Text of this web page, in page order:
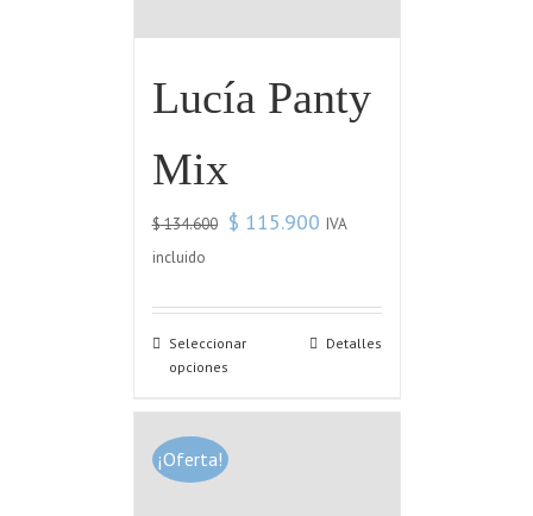
Lucía Panty
Mix
$134.600 $ 115.900 IVA
incluido
Seleccionar
opciones
Detalles
¡Oferta!